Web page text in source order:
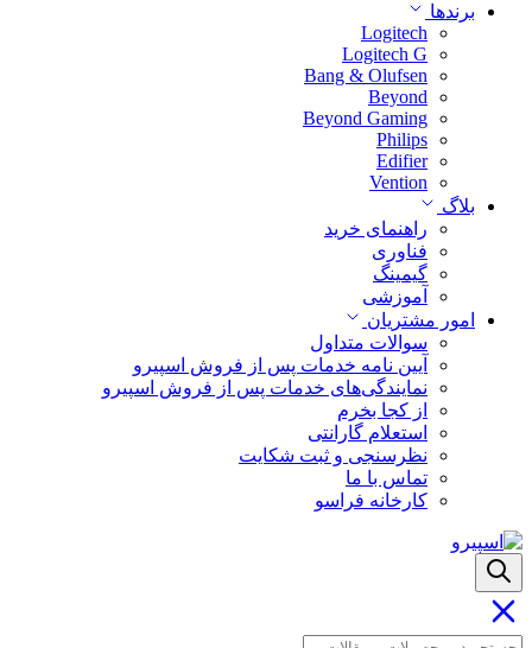
برندها
Logitech
Logitech G
Bang & Olufsen
Beyond
Beyond Gaming
Philips
Edifier
Vention
بلاگ
راهنمای خرید
فناوری
گیمینگ
آموزشی
امور مشتریان
سوالات متداول
آیین نامه خدمات پس از فروش اسپیرو
نمایندگی‌های خدمات پس از فروش اسپیرو
از کجا بخرم
استعلام گارانتی
نظرسنجی و ثبت شکایت
تماس با ما
کارخانه فراسو